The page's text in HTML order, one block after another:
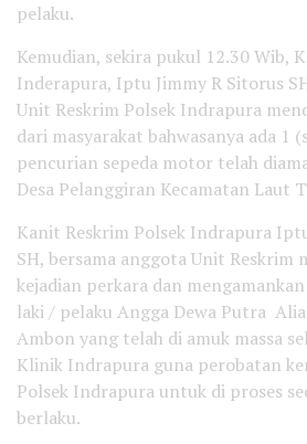
pelaku.
Kemudian, sekira pukul 12.30 Wib,
Inderapura, Iptu Jimmy R Sitorus
Unit Reskrim Polsek Indrapura
dari masyarakat bahwasanya ada 1
pencurian sepeda motor telah
Desa Pelanggiran Kecamatan Laut
Kanit Reskrim Polsek Indrapura
SH, bersama anggota Unit Reskrim
kejadian perkara dan
laki / pelaku Angga Dewa Putra
Ambon yang telah di amuk massa
Klinik Indrapura guna perobatan
Polsek Indrapura untuk di proses
berlaku.